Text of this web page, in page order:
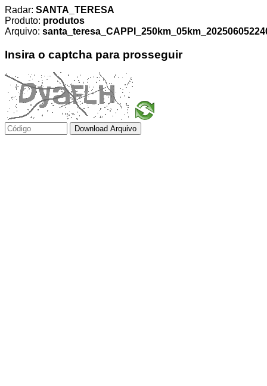
Radar: SANTA_TERESA
Produto: produtos
Arquivo:
Insira o captcha para prosseguir